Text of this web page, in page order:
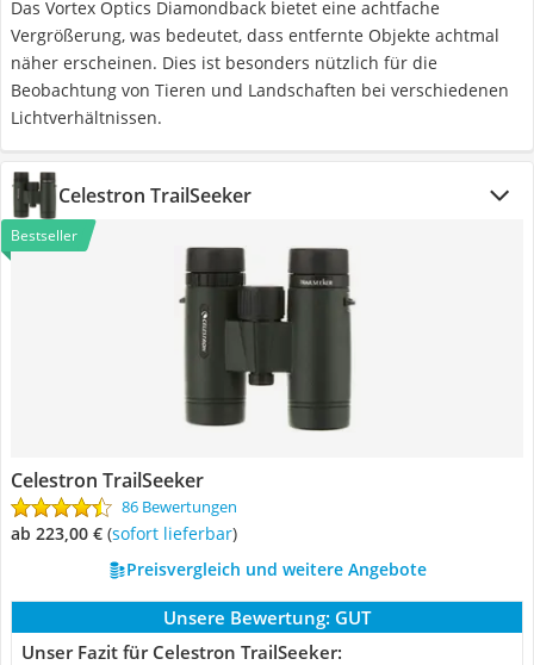
Das Vortex Optics Diamondback bietet eine achtfache
Vergrößerung, was bedeutet, dass entfernte Objekte achtmal
näher erscheinen. Dies ist besonders nützlich für die
Beobachtung von Tieren und Landschaften bei verschiedenen
Lichtverhältnissen.
Celestron TrailSeeker
Bestseller
Celestron TrailSeeker
86 Bewertungen
ab 223,00 € ( Sofort lieferbar)
Preisvergleich und weitere Angebote
Unsere Bewertung: GUT
Unser Fazit für Celestron TrailSeeker: